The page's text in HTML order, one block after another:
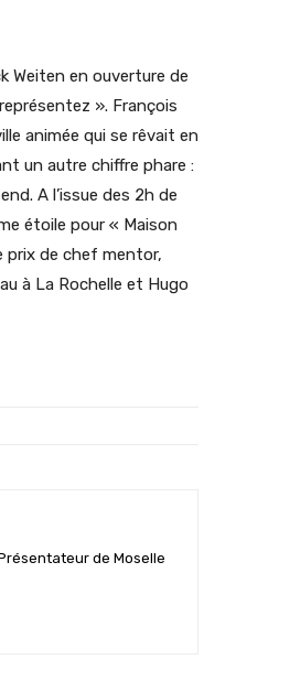
Weiten en ouverture de
». François
animée qui se rêvait en
un autre chiffre phare :
A l’issue des 2h de
étoile pour « Maison
prix de chef mentor,
à La Rochelle et Hugo
de Moselle